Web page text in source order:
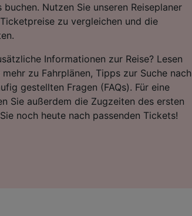
Nutzen Sie unseren Reiseplaner
zu vergleichen und die
Informationen zur Reise? Lesen
zu Fahrplänen, Tipps zur Suche nach
gestellten Fragen (FAQs). Für eine
Sie außerdem die Zugzeiten des ersten
noch heute nach passenden Tickets!